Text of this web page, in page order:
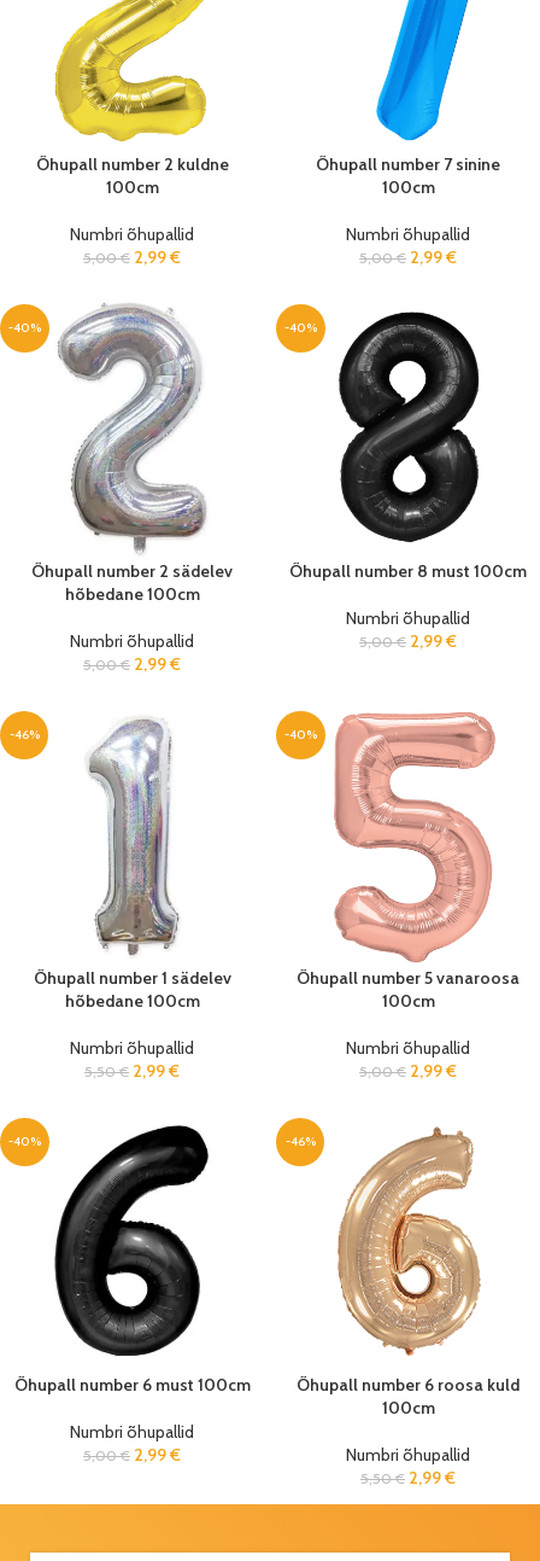
Õhupall number 2 kuldne
100cm
Numbri õhupallid
5,00€ 2,99€
Õhupall number 7 sinine
100cm
Numbri õhupallid
5,00€ 2,99€
-40%
Õhupall number 2 sädelev
hõbedane 100cm
Numbri õhupallid
5,00€ 2,99€
-40%
Õhupall number 8 must 100cm
Numbri õhupallid
5,00€ 2,99€
-46%
Õhupall number 1 sädelev
hõbedane 100cm
Numbri õhupallid
5,50€ 2,99€
-40%
Õhupall number 5 vanaroosa
100cm
Numbri õhupallid
5,00€ 2,99€
-40%
Õhupall number 6 must 100cm
Numbri õhupallid
5,00€ 2,99€
-46%
Õhupall number 6 roosa kuld
100cm
Numbri õhupallid
5,50€ 2,99€